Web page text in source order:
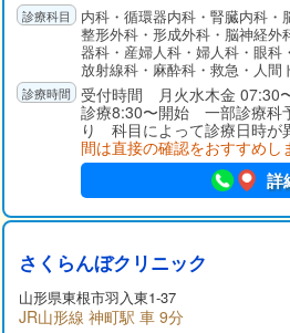
内科・循環器内科・腎臓内科・
整形外科・形成外科・脳神経
器科・産婦人科・婦人科・眼科
放射線科・麻酔科・救急・人
受付時間 月火水木金
診療8:30〜開始 一部診療科
り 科目によって診療日時が
間は直接の確認をおすすめし
詳
さくらんぼクリニック
山形県東根市羽入東1-37
JR山形線 神町駅 車 9分